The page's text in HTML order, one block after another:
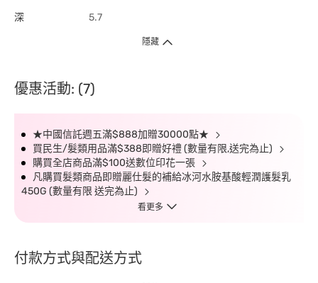
深 5.7
隱藏
優惠活動: (7)
★中國信託週五滿$888加贈30000點★
買民生/髮類用品滿$388即贈好禮 (數量有限,送完為止)
購買全店商品滿$100送數位印花一張
凡購買髮類商品即贈麗仕髮的補給冰河水胺基酸輕潤護髮乳
450G (數量有限 送完為止)
看更多
付款方式與配送方式